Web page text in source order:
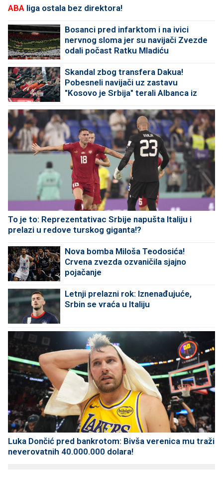
ABA liga ostala bez direktora!
Bosanci pred infarktom i na ivici
nervnog sloma jer su navijači Zvezde
odali počast Ratku Mladiću
Skandal zbog transfera Dakua!
Pobesneli navijači uz zastavu
"Kosovo je Srbija" terali Albanca iz
To je to: Reprezentativac Srbije napušta Italiju i
prelazi u redove turskog giganta!?
Nova bomba Miloša Teodosića!
Crvena zvezda ozvaničila sjajno
pojačanje
Letnji prelazni rok: Iznenađujuće,
Srbin se vraća u Italiju
Luka Dončić pred bankrotom: Bivša verenica mu traži
neverovatnih 40.000.000 dolara!